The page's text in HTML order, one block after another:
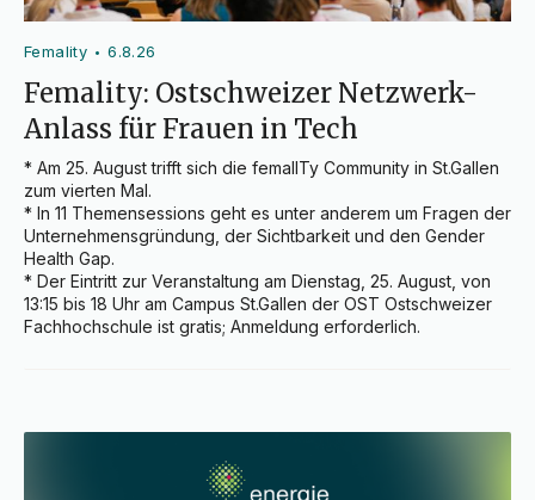
Femality •6.8.26
Femality: Ostschweizer Netzwerk-
Anlass für Frauen in Tech
* Am 25. August trifft sich die femalITy Community in St.Gallen
zum vierten Mal.
* In 11 Themensessions geht es unter anderem um Fragen der
Unternehmensgründung, der Sichtbarkeit und den Gender
Health Gap.
* Der Eintritt zur Veranstaltung am Dienstag, 25. August, von
13:15 bis 18 Uhr am Campus St.Gallen der OST Ostschweizer
Fachhochschule ist gratis; Anmeldung erforderlich.